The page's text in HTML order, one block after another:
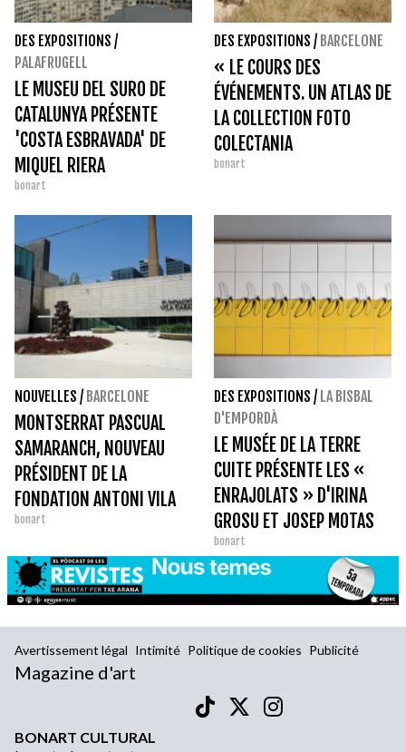
DES EXPOSITIONS /
PALAFRUGELL
LE MUSEU DEL SURO DE
CATALUNYA PRÉSENTE
'COSTA ESBRAVADA' DE
MIQUEL RIERA
bonart
DES EXPOSITIONS / BARCELONE
« LE COURS DES
ÉVÉNEMENTS. UN ATLAS DE
LA COLLECTION FOTO
COLECTANIA
bonart
NOUVELLES / BARCELONE
MONTSERRAT PASCUAL
SAMARANCH, NOUVEAU
PRÉSIDENT DE LA
FONDATION ANTONI VILA
CASAS
bonart
DES EXPOSITIONS / LA BISBAL
D'EMPORDÀ
LE MUSÉE DE LA TERRE
CUITE PRÉSENTE LES «
ENRAJOLATS » D'IRINA
GROSU ET JOSEP MOTAS
SOUS LE NOM COMMERCIAL
DE BUSSOGA
bonart
Avertissement légal Intimité Politique de cookies Publicité
Magazine d'art
BONART CULTURAL